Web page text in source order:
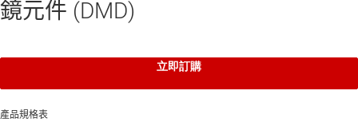
鏡元件 (DMD)
立即訂購
產品規格表